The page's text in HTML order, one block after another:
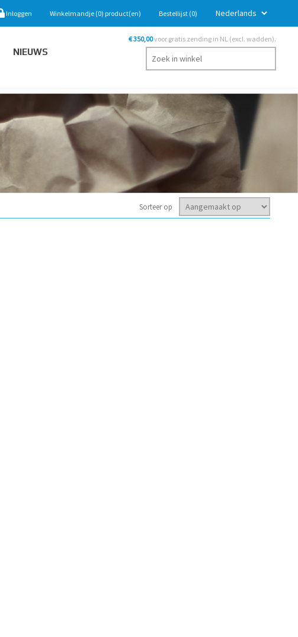
Inloggen Winkelmandje (0) product(en) Bestellijst (0)
NIEUWS
€ 350,00voor gratis zending in NL (excl. wadden).
Sorteer op